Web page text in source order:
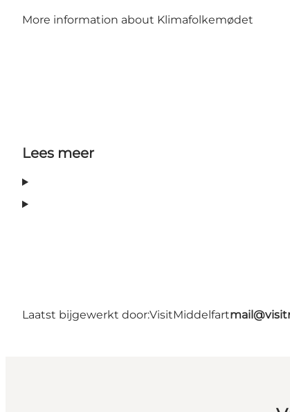
More information about Klimafolkemødet
Lees meer
Laatst bijgewerkt door:VisitMiddelfart